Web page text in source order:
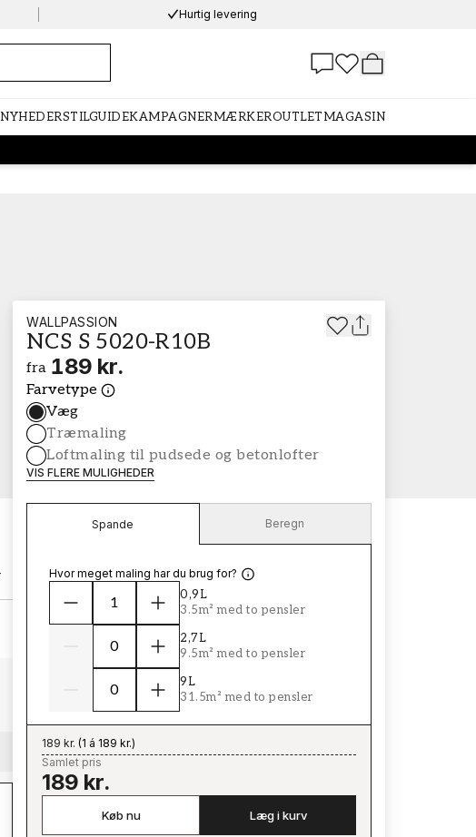
Hurtig levering
NYHEDERSTILGUIDEKAMPAGNERMÆRKEROUTLETMAGASIN
WALLPASSION
NCS S 5020-R10B
fra 189 kr.
Farvetype
Væg
Træmaling
Loftmaling til pudsede og betonlofter
VIS FLERE MULIGHEDER
Spande Beregn
Hvor meget maling har du brug for?
0,9L
3.5m² med to pensler
2,7L
9.5m² med to pensler
9L
31.5m² med to pensler
189 kr. (1 á 189 kr.)
Samlet pris
189 kr.
Køb nu Læg i kurv